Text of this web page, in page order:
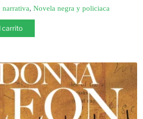
narrativa, Novela negra y policiaca
carrito